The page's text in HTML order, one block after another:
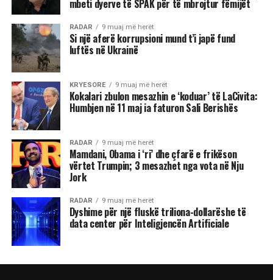
mbeti dyerve të SPAK për të mbrojtur fëmijët
RADAR 9 muaj më herët
Si një aferë korrupsioni mund t’i japë fund
luftës në Ukrainë
KRYESORE 9 muaj më herët
Kokalari zbulon mesazhin e ‘koduar’ të LaCivita:
Humbjen në 11 maj ia faturon Sali Berishës
RADAR 9 muaj më herët
Mamdani, Obama i ‘ri’ dhe çfarë e frikëson
vërtet Trumpin; 3 mesazhet nga vota në Nju
Jork
RADAR 9 muaj më herët
Dyshime për një fluskë triliona-dollarëshe të
data center për Inteligjencën Artificiale